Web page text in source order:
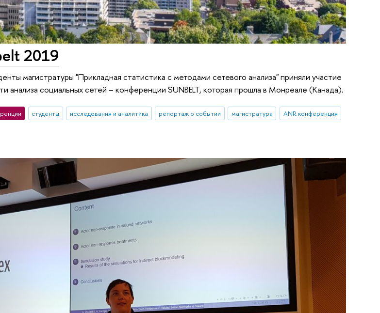
2019
магистратуры "Прикладная статистика с методами сетевого анализа" приняли участие
анализа социальных сетей – конференции SUNBELT, которая прошла в Монреале (Канада).
студенты исследования и аналитика репортаж о событии магистратура
ANR конференция